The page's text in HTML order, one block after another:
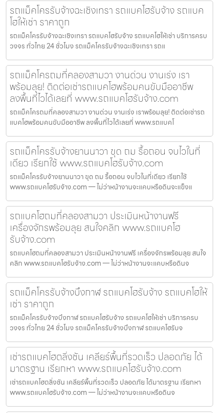
รถแม็คโครรับจ้างฉะเชิงเทรา รถแบคโฮรับจ้าง รถแบค
โฮให้เช่า ราคาถูก
รถแม็คโครรับจ้างฉะเชิงเทรา รถแบคโฮรับจ้าง รถแบคโฮให้เช่า บริการครบ
วงจร ทั่วไทย 24 ชั่วโมง รถแม็คโครรับจ้างฉะเชิงเทรา รถแ
รถแม็คโครถมที่คลองสามวา งานด่วน งานเร่ง เรา
พร้อมลุย! ติดต่อเช่ารถแบคโฮพร้อมคนขับมืออาชีพ
ลงพื้นที่ไวได้เลยที่ www.รถแบคโฮรับจ้าง.com
รถแม็คโครถมที่คลองสามวา งานด่วน งานเร่ง เราพร้อมลุย! ติดต่อเช่ารถ
แบคโฮพร้อมคนขับมืออาชีพ ลงพื้นที่ไวได้เลยที่ www.รถแบคโ
รถแม็คโครรับจ้างยานนาวา ขุด ถม รื้อถอน จบไวในที่
เดียว เรียกใช้ www.รถแบคโฮรับจ้าง.com
รถแม็คโครรับจ้างยานนาวา ขุด ถม รื้อถอน จบไวในที่เดียว เรียกใช้
www.รถแบคโฮรับจ้าง.com — ไม่ว่าหน้างานจะแคบหรือดินจะแข็งแ
รถแบคโฮถมที่คลองสามวา ประเมินหน้างานฟรี
เครื่องจักรพร้อมลุย สนใจคลิก www.รถแบคโฮ
รับจ้าง.com
รถแบคโฮถมที่คลองสามวา ประเมินหน้างานฟรี เครื่องจักรพร้อมลุย สนใจ
คลิก www.รถแบคโฮรับจ้าง.com — ไม่ว่าหน้างานจะแคบหรือดินจ
รถแม็คโครรับจ้างบึงกาฬ รถแบคโฮรับจ้าง รถแบคโฮให้
เช่า ราคาถูก
รถแม็คโครรับจ้างบึงกาฬ รถแบคโฮรับจ้าง รถแบคโฮให้เช่า บริการครบ
วงจร ทั่วไทย 24 ชั่วโมง รถแม็คโครรับจ้างบึงกาฬ รถแบคโฮรับจ
เช่ารถแบคโฮตลิ่งชัน เคลียร์พื้นที่รวดเร็ว ปลอดภัย ได้
มาตรฐาน เรียกหา www.รถแบคโฮรับจ้าง.com
เช่ารถแบคโฮตลิ่งชัน เคลียร์พื้นที่รวดเร็ว ปลอดภัย ได้มาตรฐาน เรียกหา
www.รถแบคโฮรับจ้าง.com — ไม่ว่าหน้างานจะแคบหรือดินจ